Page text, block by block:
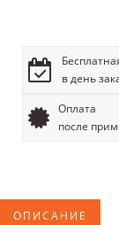
в день
Оплата
после
ОПИСАНИЕ